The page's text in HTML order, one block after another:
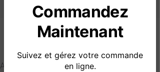
Accueil Expérience
Commandez
Maintenant
Suivez et gérez votre commande
en ligne.